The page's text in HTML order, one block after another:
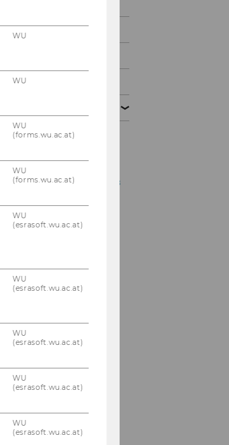
2009
Vortrag Prof. Walpole
Steuerberater 10.12.2008
LLM-Vortrag Shauna
PwC Seminar 24.11.2008
3. SWI-Tagung
Symposion
Prof.Lang 21.-22.11.2008
IFA Anrechnungs- und
13.11.2008
Klaus Vogel Lecture
WU
WU
WU
(forms.wu.ac.at)
WU
(forms.wu.ac.at)
WU
(esrasoft.wu.ac.at)
WU
(esrasoft.wu.ac.at)
WU
(esrasoft.wu.ac.at)
WU
(esrasoft.wu.ac.at)
WU
(esrasoft.wu.ac.at)